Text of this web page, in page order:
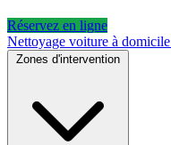
Réservez en ligne
Nettoyage voiture à domicile
Zones d'intervention